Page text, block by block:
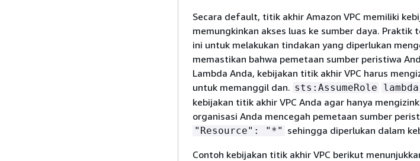
Secara default, titik akhir Amazon VPC memiliki
memungkinkan akses luas ke sumber daya. Praktik
ini untuk melakukan tindakan yang diperlukan
memastikan bahwa pemetaan sumber peristiwa
Lambda Anda, kebijakan titik akhir VPC harus
untuk memanggil dan. sts:AssumeRole
kebijakan titik akhir VPC Anda agar hanya
organisasi Anda mencegah pemetaan sumber
"Resource": "*" sehingga diperlukan dalam
Contoh kebijakan titik akhir VPC berikut